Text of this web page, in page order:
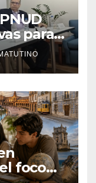
para
foco